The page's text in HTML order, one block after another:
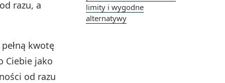
limity i wygodne
alternatywy
razu, a
kwotę
Ciebie jako
od razu